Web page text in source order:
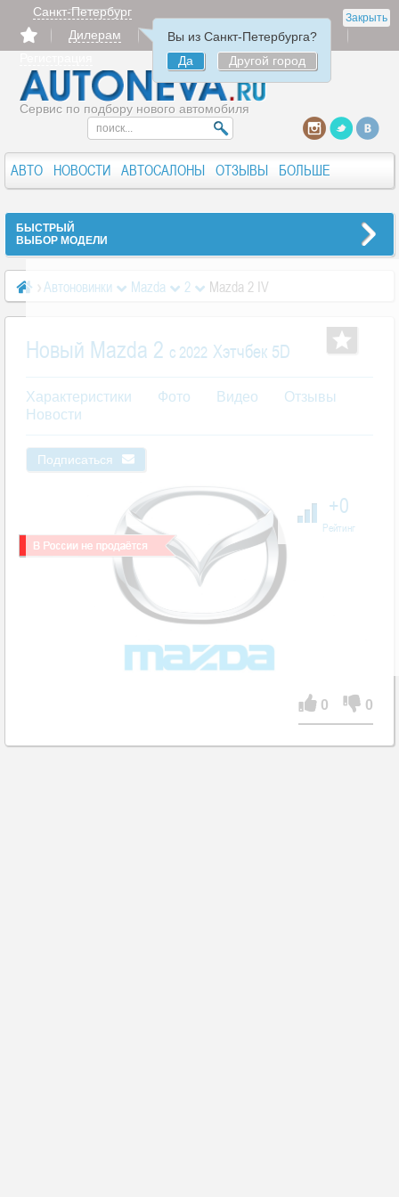
Закрыть
Санкт-Петербург
Вы из Санкт-Петербурга?
Да
Другой город
Дилерам Продать
Авторизация
Сервис по подбору нового автомобиля
АВТО НОВОСТИ АВТОСАЛОНЫ ОТЗЫВЫ БОЛЬШЕ
БЫСТРЫЙ
ВЫБОР МОДЕЛИ
Автоновинки Mazda 2 Mazda 2 IV
Новый Mazda 2 c 2022 Хэтчбек 5D
Характеристики Фото Видео
Отзывы
Новости
Подписаться
+0
Рейтинг
0 0